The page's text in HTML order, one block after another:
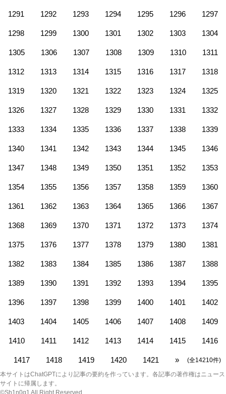
1291 1292 1293 1294 1295 1296 1297
1298 1299 1300 1301 1302 1303 1304
1305 1306 1307 1308 1309 1310 1311
1312 1313 1314 1315 1316 1317 1318
1319 1320 1321 1322 1323 1324 1325
1326 1327 1328 1329 1330 1331 1332
1333 1334 1335 1336 1337 1338 1339
1340 1341 1342 1343 1344 1345 1346
1347 1348 1349 1350 1351 1352 1353
1354 1355 1356 1357 1358 1359 1360
1361 1362 1363 1364 1365 1366 1367
1368 1369 1370 1371 1372 1373 1374
1375 1376 1377 1378 1379 1380 1381
1382 1383 1384 1385 1386 1387 1388
1389 1390 1391 1392 1393 1394 1395
1396 1397 1398 1399 1400 1401 1402
1403 1404 1405 1406 1407 1408 1409
1410 1411 1412 1413 1414 1415 1416
1417 1418 1419 1420 1421 » (全14210件)
本サイトはChatGPTにより記事の要約を作っています。各記事の著作権はニュース
サイトに帰属します。